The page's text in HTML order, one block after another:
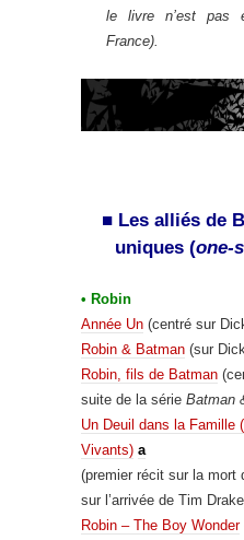
le livre n’est pas
France).
■ Les alliés de
uniques (one-
• Robin
Année Un (centré sur
Robin & Batman (sur
Robin, fils de Batman
suite de la série Batman
Un Deuil dans la Famille
Vivants) a
(premier récit sur la mort
sur l’arrivée de Tim
Robin – The Boy Wonder